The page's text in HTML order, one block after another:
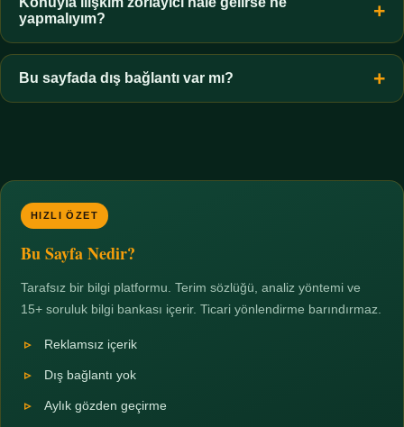
zorunluluktur.
yapmalıyım?
Zaman sınırı koyun, harcadığınız süreyi ölçün ve gerekirse
profesyonel destek alın. Türkiye'de ücretsiz danışma hatları
mevcuttur; yardım istemek güçlü bir adımdır.
Bu sayfada dış bağlantı var mı?
HIZLI ÖZET
Bu Sayfa Nedir?
Tarafsız bir bilgi platformu. Terim sözlüğü, analiz yöntemi ve
15+ soruluk bilgi bankası içerir. Ticari yönlendirme barındırmaz.
Reklamsız içerik
Dış bağlantı yok
Aylık gözden geçirme